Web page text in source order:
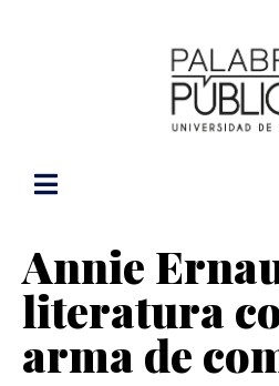
Annie
literatura
arma de